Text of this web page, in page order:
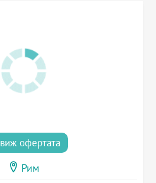
виж офертата
Рим